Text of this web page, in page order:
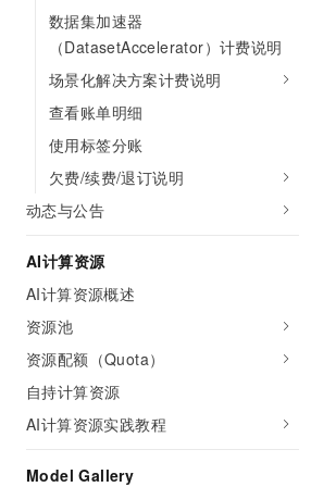
数据集加速器
（DatasetAccelerator）计费说明
场景化解决方案计费说明
查看账单明细
使用标签分账
欠费/续费/退订说明
动态与公告
AI计算资源
AI计算资源概述
资源池
资源配额（Quota）
自持计算资源
AI计算资源实践教程
Model Gallery
域名与网站
终端用户计算
Serverless
开发工具